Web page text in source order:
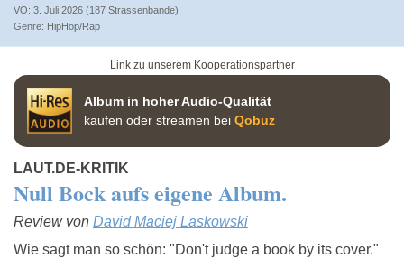
VÖ: 3. Juli 2026 (187 Strassenbande)
HipHop/Rap
Link zu unserem Kooperationspartner
Album in hoher Audio-Qualität
kaufen oder streamen bei Qobuz
LAUT.DE-KRITIK
Null Bock aufs eigene Album.
Review von David Maciej Laskowski
Wie sagt man so schön: "Don't judge a book by its cover."